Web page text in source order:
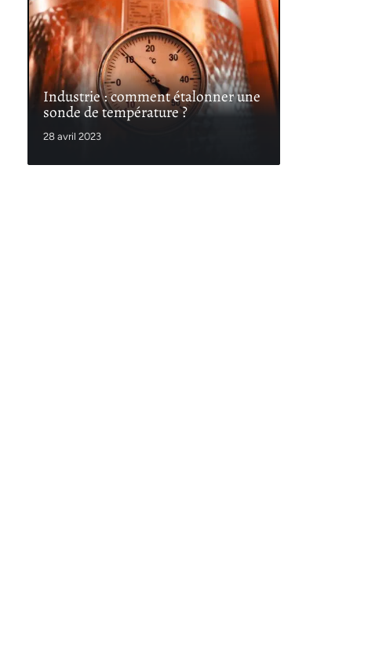
Industrie : comment étalonner une
sonde de température ?
28 avril 2023